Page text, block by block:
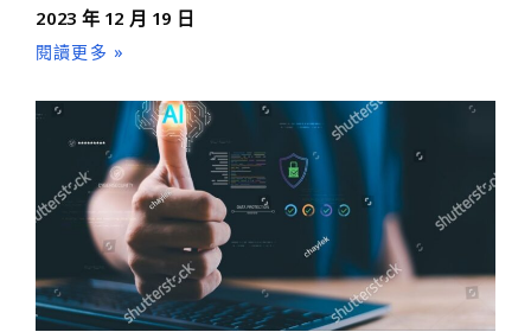
2023 年 12 月 19 日
閱讀更多 »